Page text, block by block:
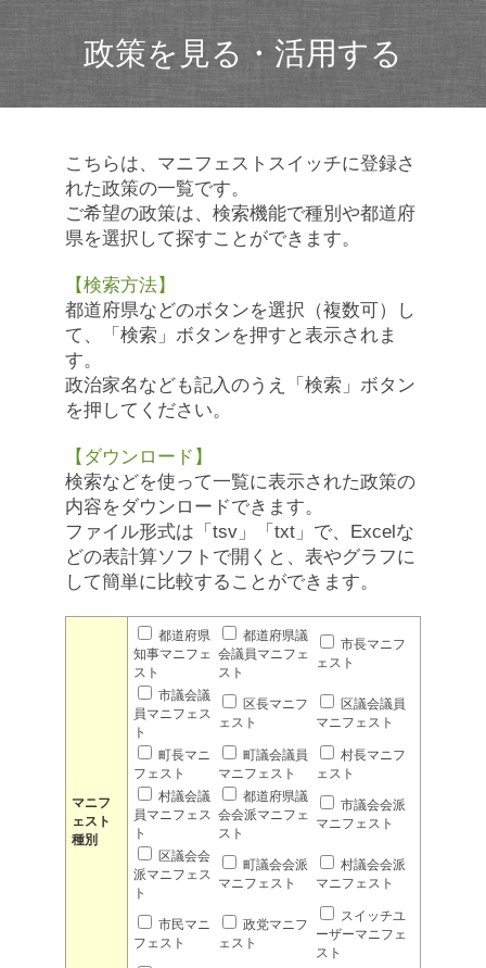
政策を見る・活用する
こちらは、マニフェストスイッチに登録さ
れた政策の一覧です。
ご希望の政策は、検索機能で種別や都道府
県を選択して探すことができます。
【検索方法】
都道府県などのボタンを選択（複数可）し
て、「検索」ボタンを押すと表示されま
す。
政治家名なども記入のうえ「検索」ボタン
を押してください。
【ダウンロード】
検索などを使って一覧に表示された政策の
内容をダウンロードできます。
ファイル形式は「tsv」「txt」で、Excelな
どの表計算ソフトで開くと、表やグラフに
して簡単に比較することができます。
マニフ
ェスト
種別
都道府県
知事マニフェ
スト
都道府県議
会議員マニフェ
スト
市長マニフ
ェスト
市議会議
員マニフェス
ト
区長マニフ
ェスト
区議会議員
マニフェスト
町長マニ
フェスト
町議会議員
マニフェスト
村長マニフ
ェスト
村議会議
員マニフェス
ト
都道府県議
会会派マニフェ
スト
市議会会派
マニフェスト
区議会会
派マニフェス
ト
町議会会派
マニフェスト
村議会会派
マニフェスト
市民マニ
フェスト
政党マニフ
ェスト
スイッチユ
ーザーマニフェ
スト